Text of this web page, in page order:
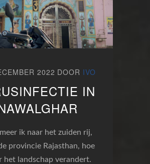
2022 DOOR IVO
IN
ik naar het zuiden rij,
provincie Rajasthan, hoe
het landschap verandert.